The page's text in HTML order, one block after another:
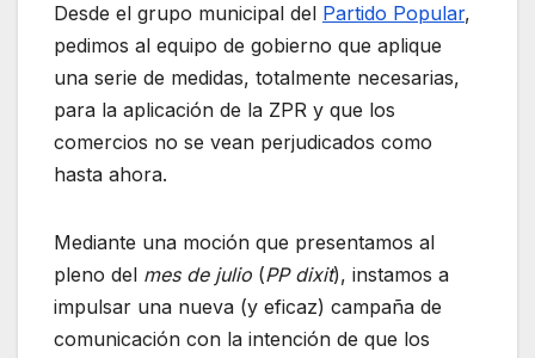
Desde el grupo municipal del Partido Popular,
pedimos al equipo de gobierno que aplique
una serie de medidas, totalmente necesarias,
para la aplicación de la ZPR y que los
comercios no se vean perjudicados como
hasta ahora.
Mediante una moción que presentamos al
pleno del mes de julio (PP dixit), instamos a
impulsar una nueva (y eficaz) campaña de
comunicación con la intención de que los